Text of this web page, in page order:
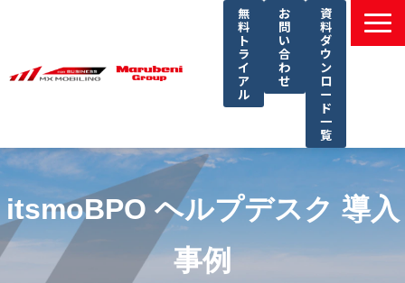
無
料
ト
ラ
イ
ア
ル
お
問
い
合
わ
せ
資
料
ダ
ウ
ン
ロ
ー
ド
一
覧
選ばれる理由
課題別ソリューション一覧
サービス一覧
導入事例
itsmoBPO ヘルプデスク 導入
事例